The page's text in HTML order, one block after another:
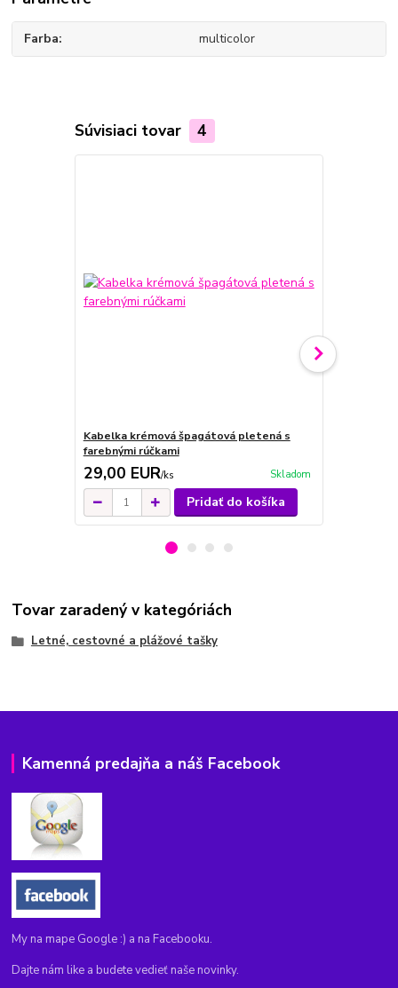
Farba multicolor
Súvisiaci tovar 4
Kabelka krémová špagátová pletená s
farebnými rúčkami
29,00 EUR/ks Skladom
Pridať do košíka
Tovar zaradený v kategóriách
Letné, cestovné a plážové tašky
Kamenná predajňa a náš Facebook
My na mape Google :) a na Facebooku.
Dajte nám like a budete vedieť naše novinky.